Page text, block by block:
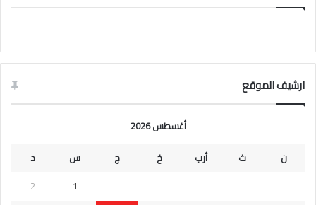
ارشيف الموقع
أغسطس 2026
ن
ث أرب خ ج س
د
1
2